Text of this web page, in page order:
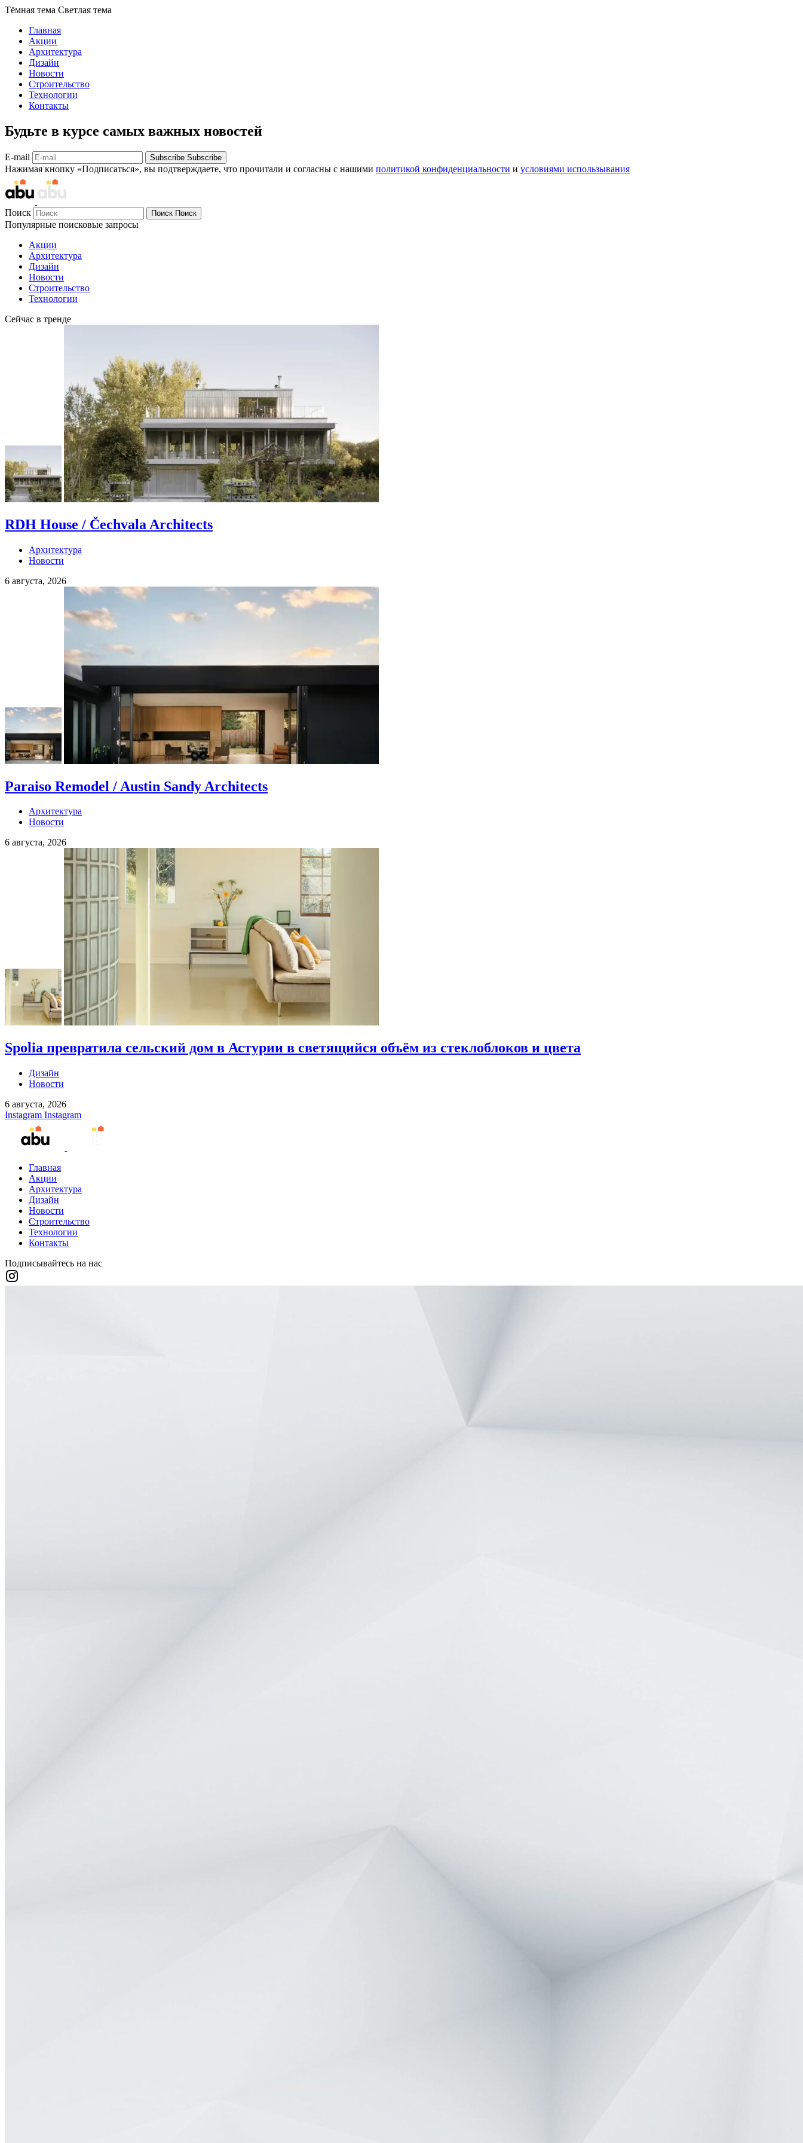
Тёмная тема Светлая тема
Главная
Акции
Архитектура
Дизайн
Новости
Строительство
Технологии
Контакты
Будьте в курсе самых важных новостей
E-mail Subscribe Subscribe
Нажимая кнопку «Подписаться», вы подтверждаете, что прочитали и согласны с нашими политикой конфиденциальности и условиями использывания
Поиск Поиск Поиск
Популярные поисковые запросы
Акции
Архитектура
Дизайн
Новости
Строительство
Технологии
Сейчас в тренде
RDH House / Čechvala Architects
Архитектура
Новости
6 августа, 2026
Paraiso Remodel / Austin Sandy Architects
Архитектура
Новости
6 августа, 2026
Spolia превратила сельский дом в Астурии в светящийся объём из стеклоблоков и цвета
Дизайн
Новости
6 августа, 2026
Instagram Instagram
Главная
Акции
Архитектура
Дизайн
Новости
Строительство
Технологии
Контакты
Подписывайтесь на нас